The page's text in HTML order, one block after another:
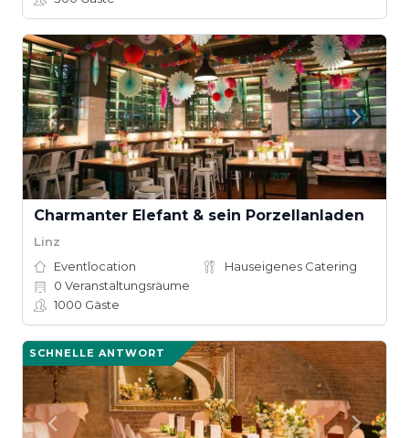
Charmanter Elefant & sein Porzellanladen
Linz
Eventlocation
Hauseigenes Catering
0 Veranstaltungsräume
1000 Gäste
SCHNELLE ANTWORT